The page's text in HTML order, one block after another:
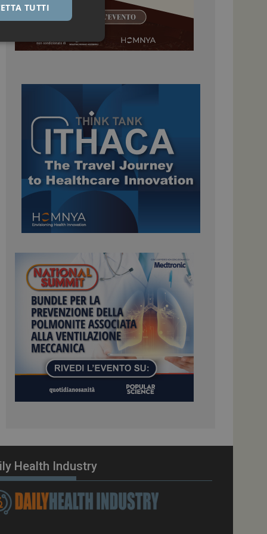
Health Industry
TUTTI
sulle pagine
Universal
da Google.
utenti
in modo casuale
in ogni richiesta
di analisi dei
piattaforma di
carico, questo
sessione di
gestite dallo
sul linguaggio
utilizzato per
Normalmente è
il modo in cui
il sito, ma un
di accesso per un
visitatore.
che le richieste
Analytics per
per abilitare